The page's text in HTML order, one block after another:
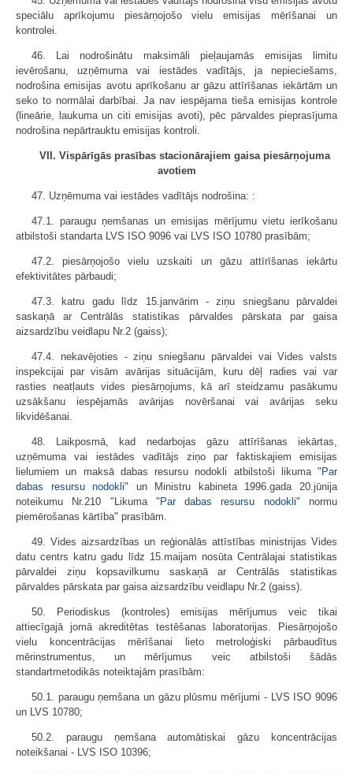
speciālu aprīkojumu piesārņojošo vielu emisijas mērīšanai un
kontrolei.
46. Lai nodrošinātu maksimāli pieļaujamās emisijas limitu
ievērošanu, uzņēmuma vai iestādes vadītājs, ja nepieciešams,
nodrošina emisijas avotu aprīkošanu ar gāzu attīrīšanas iekārtām un
seko to normālai darbībai. Ja nav iespējama tieša emisijas kontrole
(lineārie, laukuma un citi emisijas avoti), pēc pārvaldes pieprasījuma
nodrošina nepārtrauktu emisijas kontroli.
VII. Vispārīgās prasības stacionārajiem gaisa piesārņojuma
avotiem
47. Uzņēmuma vai iestādes vadītājs nodrošina: :
47.1. paraugu ņemšanas un emisijas mērījumu vietu ierīkošanu
atbilstoši standarta LVS ISO 9096 vai LVS ISO 10780 prasībām;
47.2. piesārņojošo vielu uzskaiti un gāzu attīrīšanas iekārtu
efektivitātes pārbaudi;
47.3. katru gadu līdz 15.janvārim - ziņu sniegšanu pārvaldei
saskaņā ar Centrālās statistikas pārvaldes pārskata par gaisa
aizsardzību veidlapu Nr.2 (gaiss);
47.4. nekavējoties - ziņu sniegšanu pārvaldei vai Vides valsts
inspekcijai par visām avārijas situācijām, kuru dēļ radies vai var
rasties neatļauts vides piesārņojums, kā arī steidzamu pasākumu
uzsākšanu iespējamās avārijas novēršanai vai avārijas seku
likvidēšanai.
48. Laikposmā, kad nedarbojas gāzu attīrīšanas iekārtas,
uzņēmuma vai iestādes vadītājs ziņo par faktiskajiem emisijas
lielumiem un maksā dabas resursu nodokli atbilstoši likuma " Par
dabas resursu nodokli" un Ministru kabineta 1996.gada 20.jūnija
noteikumu Nr.210 "Likuma " Par dabas resursu nodokli" normu
piemērošanas kārtība" prasībām.
49. Vides aizsardzības un reģionālās attīstības ministrijas Vides
datu centrs katru gadu līdz 15.maijam nosūta Centrālajai statistikas
pārvaldei ziņu kopsavilkumu saskaņā ar Centrālās statistikas
pārvaldes pārskata par gaisa aizsardzību veidlapu Nr.2 (gaiss).
50. Periodiskus (kontroles) emisijas mērījumus veic tikai
attiecīgajā jomā akreditētas testēšanas laboratorijas. Piesārņojošo
vielu koncentrācijas mērīšanai lieto metroloģiski pārbaudītus
mērinstrumentus, un mērījumus veic atbilstoši šādās
standartmetodikās noteiktajām prasībām:
50.1. paraugu ņemšana un gāzu plūsmu mērījumi - LVS ISO 9096
un LVS 10780;
50.2. paraugu ņemšana automātiskai gāzu koncentrācijas
noteikšanai - LVS ISO 10396;